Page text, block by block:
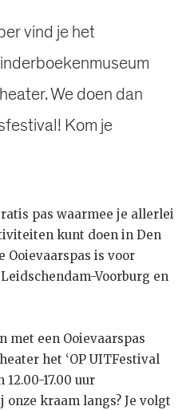
vind je het
We doen dan
Kom je
pas waarmee je allerlei
kunt doen in Den
Ooievaarspas is voor
Voorburg en
met een Ooievaarspas
het ‘OP UITFestival
12.00-17.00 uur
kraam langs? Je volgt